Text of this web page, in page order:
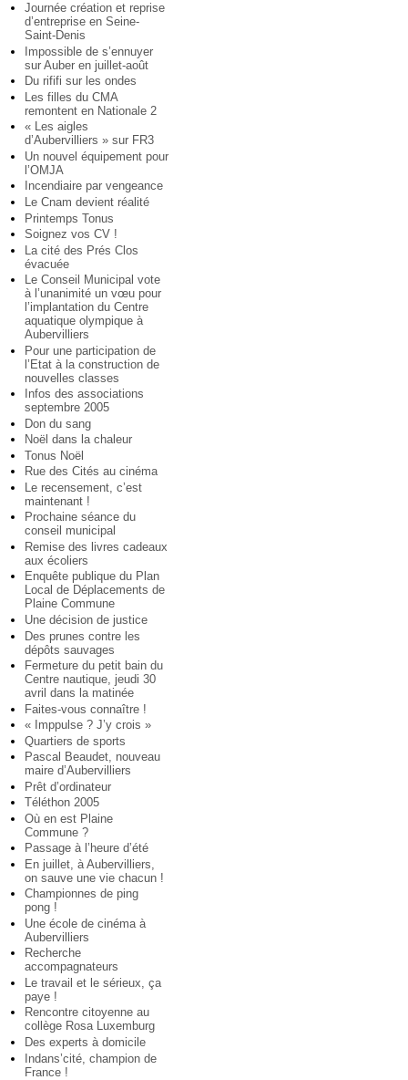
Journée création et reprise
d’entreprise en Seine-
Saint-Denis
Impossible de s’ennuyer
sur Auber en juillet-août
Du rififi sur les ondes
Les filles du CMA
remontent en Nationale 2
« Les aigles
d’Aubervilliers » sur FR3
Un nouvel équipement pour
l’OMJA
Incendiaire par vengeance
Le Cnam devient réalité
Printemps Tonus
Soignez vos CV !
La cité des Prés Clos
évacuée
Le Conseil Municipal vote
à l’unanimité un vœu pour
l’implantation du Centre
aquatique olympique à
Aubervilliers
Pour une participation de
l’Etat à la construction de
nouvelles classes
Infos des associations
septembre 2005
Don du sang
Noël dans la chaleur
Tonus Noël
Rue des Cités au cinéma
Le recensement, c’est
maintenant !
Prochaine séance du
conseil municipal
Remise des livres cadeaux
aux écoliers
Enquête publique du Plan
Local de Déplacements de
Plaine Commune
Une décision de justice
Des prunes contre les
dépôts sauvages
Fermeture du petit bain du
Centre nautique, jeudi 30
avril dans la matinée
Faites-vous connaître !
« Imppulse ? J’y crois »
Quartiers de sports
Pascal Beaudet, nouveau
maire d’Aubervilliers
Prêt d’ordinateur
Téléthon 2005
Où en est Plaine
Commune ?
Passage à l’heure d’été
En juillet, à Aubervilliers,
on sauve une vie chacun !
Championnes de ping
pong !
Une école de cinéma à
Aubervilliers
Recherche
accompagnateurs
Le travail et le sérieux, ça
paye !
Rencontre citoyenne au
collège Rosa Luxemburg
Des experts à domicile
Indans’cité, champion de
France !